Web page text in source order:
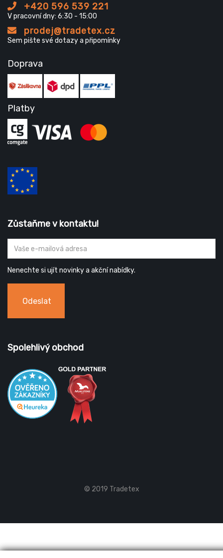
+420 596 539 221
V pracovní dny: 6:30 - 15:00
prodej@tradetex.cz
Sem pište své dotazy a připomínky
Doprava
Platby
Zůstaňme v kontaktu!
Nenechte si ujít novinky a akční nabídky.
Odeslat
Spolehlivý obchod
© 2019 Tradetex